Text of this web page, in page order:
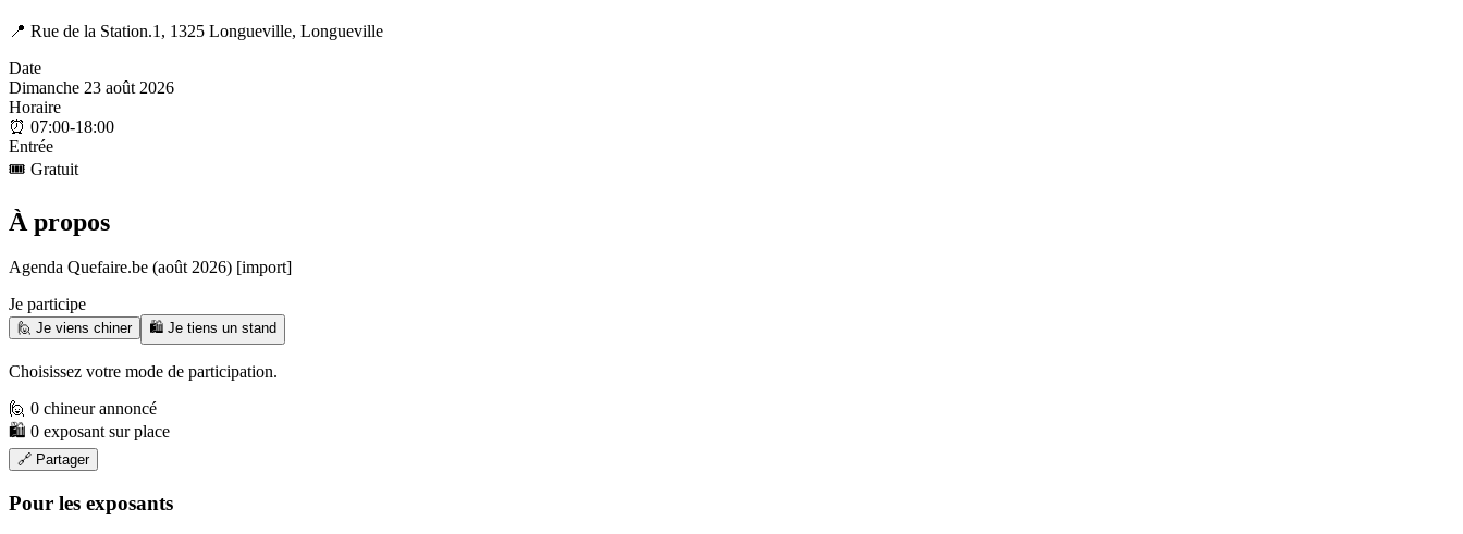
📍 Rue de la Station.1, 1325 Longueville, Longueville
Date
Dimanche 23 août 2026
Horaire
⏰ 07:00-18:00
Entrée
🎟️ Gratuit
À propos
Agenda Quefaire.be (août 2026) [import]
Je participe
🙋 Je viens chiner 🛍️ Je tiens un stand
Choisissez votre mode de participation.
🙋 0 chineur annoncé
🛍️ 0 exposant sur place
🔗 Partager
Pour les exposants